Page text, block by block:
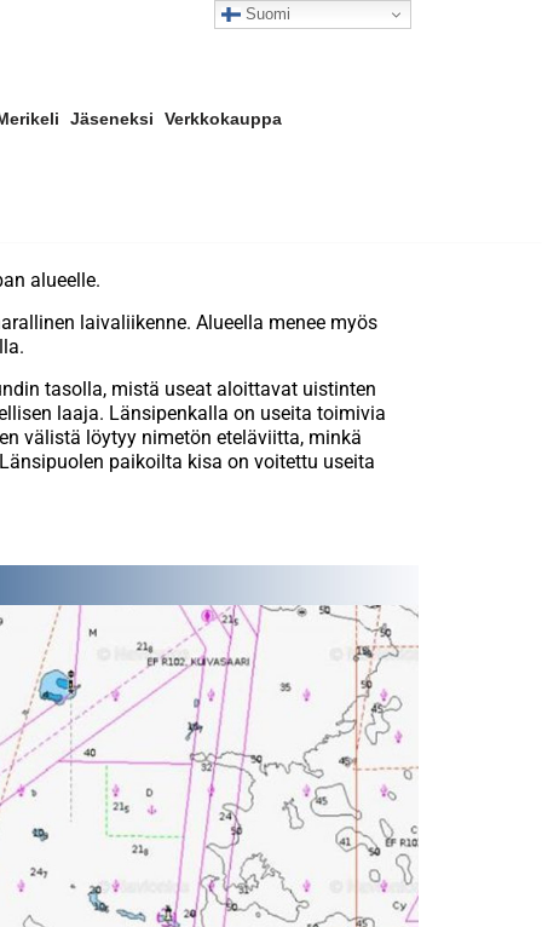
Jäseneksi
Verkkokauppa
alueelle.
laivaliikenne. Alueella menee myös
tasolla, mistä useat aloittavat uistinten
laaja. Länsipenkalla on useita toimivia
välistä löytyy nimetön eteläviitta, minkä
paikoilta kisa on voitettu useita
Suomi